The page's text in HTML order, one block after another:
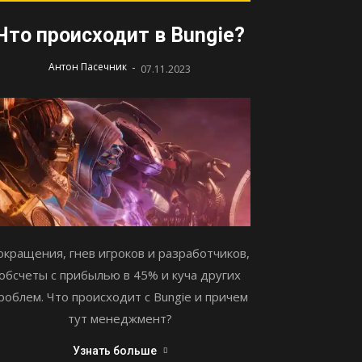
происходит в Bungie?
Антон Пасечник - 07.11.2023
гнев игроков и разработчиков,
с прибылью в 45% и куча других
Что происходит с Bungie и причем
тут менеджмент?
Узнать больше